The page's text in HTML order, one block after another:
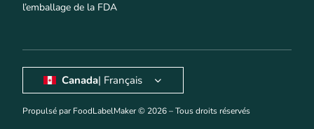
l’emballage de la FDA
Propulsé par FoodLabelMaker © 2026 – Tous droits réservés
Canada| Français